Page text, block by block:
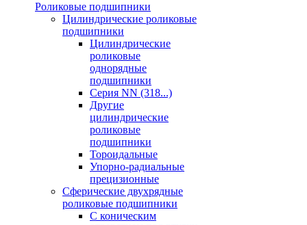
Роликовые подшипники
Цилиндрические роликовые
подшипники
Цилиндрические
роликовые
однорядные
подшипники
Серия NN (318...)
Другие
цилиндрические
роликовые
подшипники
Тороидальные
Упорно-радиальные
прецизионные
Сферические двухрядные
роликовые подшипники
С коническим